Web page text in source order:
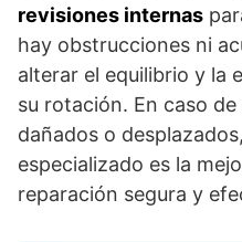
revisiones internas
hay obstrucciones ni
alterar el equilibrio y la
su rotación. En caso
dañados o
especializado es la
reparación segura y